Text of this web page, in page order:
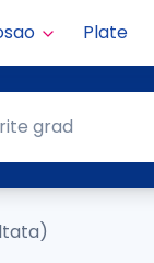
Plate
grad